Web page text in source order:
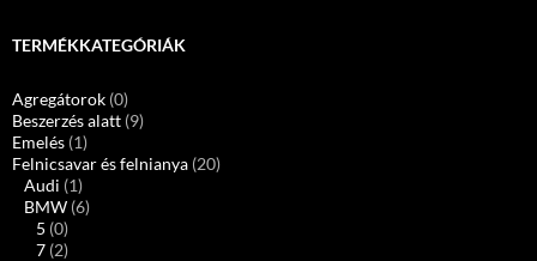
TERMÉKKATEGÓRIÁK
Agregátorok (0)
Beszerzés alatt (9)
Emelés (1)
Felnicsavar és felnianya (20)
Audi (1)
BMW (6)
5 (0)
7 (2)